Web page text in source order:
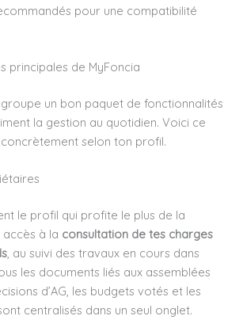
pour une compatibilité
principales de MyFoncia
un bon paquet de fonctionnalités
la gestion au quotidien. Voici ce
selon ton profil.
le profil qui profite le plus de la
accès à la consultation de tes charges
, au suivi des travaux en cours dans
les documents liés aux assemblées
d’AG, les budgets votés et les
centralisés dans un seul onglet.